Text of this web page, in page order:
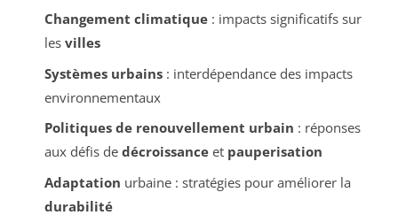
Changement climatique: impacts significatifs sur
les villes
Systèmes urbains: interdépendance des impacts
environnementaux
Politiques de renouvellement urbain : réponses
aux défis de décroissanceet pauperisation
Adaptation urbaine : stratégies pour améliorer la
durabilité